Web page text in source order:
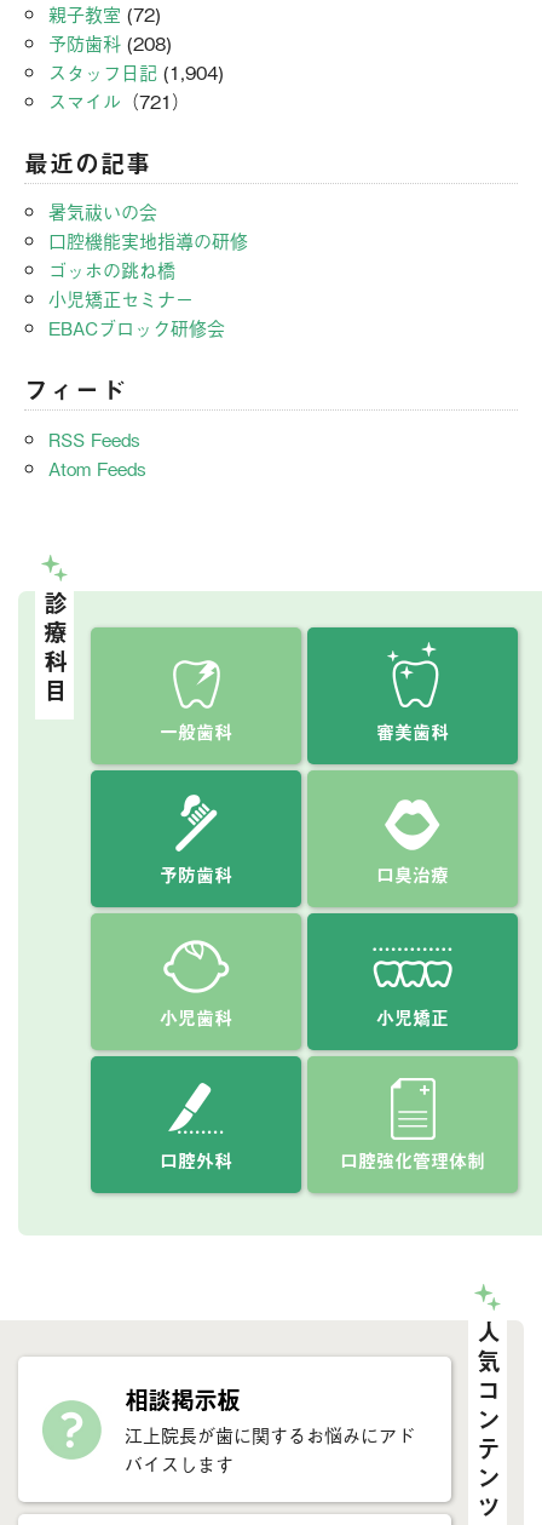
親子教室 (72)
予防歯科 (208)
スタッフ日記 (1,904)
スマイル （721）
最近の記事
暑気祓いの会
口腔機能実地指導の研修
ゴッホの跳ね橋
小児矯正セミナー
EBACブロック研修会
フィード
RSS Feeds
Atom Feeds
診療科目
一般歯科 審美歯科
予防歯科 口臭治療
小児歯科 小児矯正
口腔外科 口腔強化管理体制
人気コンテンツ
相談掲示板
江上院長が歯に関するお悩みにアド
バイスします